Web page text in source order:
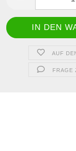
AUF
FRAGE